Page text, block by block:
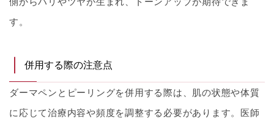
す。
併用する際の注意点
ダーマペンとピーリングを併用する際は、肌の状態や体質
に応じて治療内容や頻度を調整する必要があります。医師